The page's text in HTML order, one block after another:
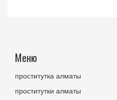
Меню
проститутка алматы
проститутки алматы